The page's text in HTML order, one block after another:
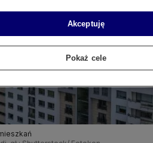
Akceptuję
Pokaż cele